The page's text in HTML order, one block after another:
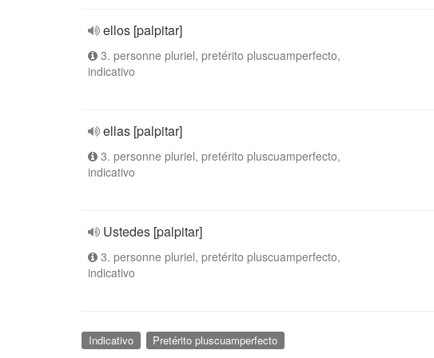
ellos [palpitar]
3. personne pluriel, pretérito pluscuamperfecto,
indicativo
ellas [palpitar]
3. personne pluriel, pretérito pluscuamperfecto,
indicativo
Ustedes [palpitar]
3. personne pluriel, pretérito pluscuamperfecto,
indicativo
Indicativo Pretérito pluscuamperfecto